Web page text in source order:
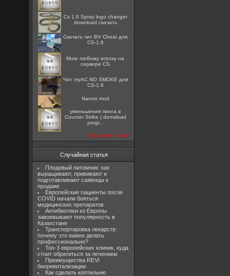
Cs 1.6 Spray logo changer
download скачать
Скачать чит BV Cheat для
CS-1.6
Mute любому игроку на
сервере CS
Чит myAC NO SMOKE для
CS-1.6
Naruto mod
уменьшение пинга в
Counter Strike ( donwload
progr...
посмотреть все
Случайная статья
Плодовый питомник: как
выращивают, прививают и
подготавливают саженцы к
продаже
Европейские пациенты после
COVID начали бояться
медицинских препаратов
Антибиотики из Европы
завоевывают популярность в
Казахстане
Транспортировка лекарств:
почему это важно делать
профессионально?
Топ-3 европейских клиник, куда
стоит обратиться за лечением
Преимущества REVI
биоревитализации
Как сделать коптильню